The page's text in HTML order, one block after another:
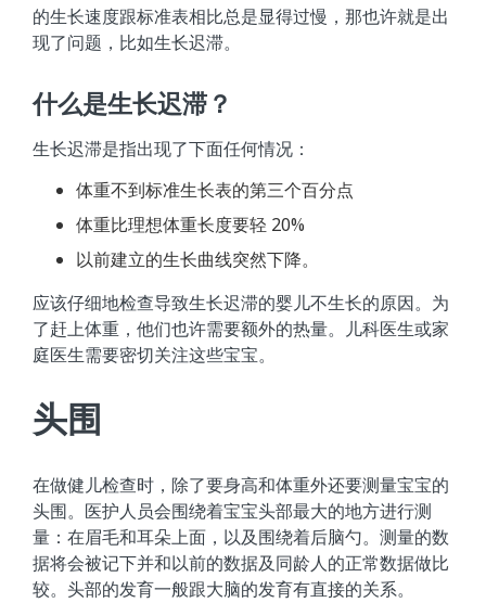
的生长速度跟标准表相比总是显得过慢，那也许就是出
现了问题，比如生长迟滞。
什么是生长迟滞？
生长迟滞是指出现了下面任何情况：
体重不到标准生长表的第三个百分点
体重比理想体重长度要轻 20%
以前建立的生长曲线突然下降。
应该仔细地检查导致生长迟滞的婴儿不生长的原因。为
了赶上体重，他们也许需要额外的热量。儿科医生或家
庭医生需要密切关注这些宝宝。
头围
在做健儿检查时，除了要身高和体重外还要测量宝宝的
头围。医护人员会围绕着宝宝头部最大的地方进行测
量：在眉毛和耳朵上面，以及围绕着后脑勺。测量的数
据将会被记下并和以前的数据及同龄人的正常数据做比
较。头部的发育一般跟大脑的发育有直接的关系。